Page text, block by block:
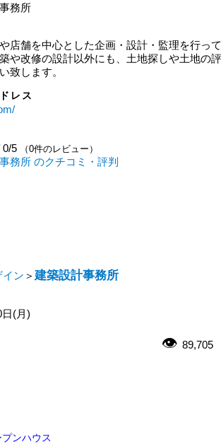
務所
店舗を中心とした企画・設計・監理を行っ
や改修の設計以外にも、土地探しや土地の
致します。
レス
0/5 （0件のレビュー）
務所 のクチコミ・評判
イン ＞ 建築設計事務所
日(月)
89,705
プンハウス